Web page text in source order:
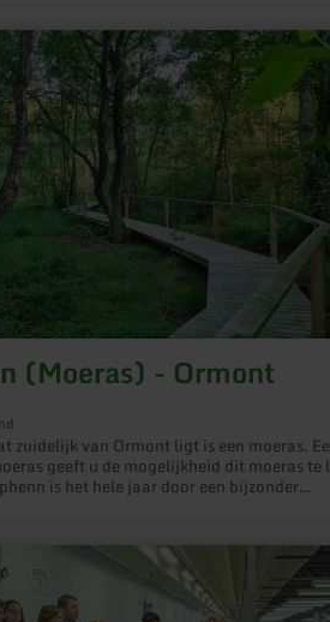
(Moeras) - Ormont
zuidelijk van Ormont ligt is een moeras.
geeft u de mogelijkheid dit moeras te
is het hele jaar door een bijzonder